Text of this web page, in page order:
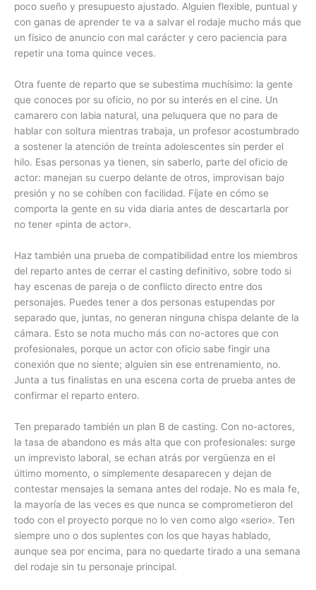
poco sueño y presupuesto ajustado. Alguien flexible, puntual y
con ganas de aprender te va a salvar el rodaje mucho más que
un físico de anuncio con mal carácter y cero paciencia para
repetir una toma quince veces.
Otra fuente de reparto que se subestima muchísimo: la gente
que conoces por su oficio, no por su interés en el cine. Un
camarero con labia natural, una peluquera que no para de
hablar con soltura mientras trabaja, un profesor acostumbrado
a sostener la atención de treinta adolescentes sin perder el
hilo. Esas personas ya tienen, sin saberlo, parte del oficio de
actor: manejan su cuerpo delante de otros, improvisan bajo
presión y no se cohíben con facilidad. Fíjate en cómo se
comporta la gente en su vida diaria antes de descartarla por
no tener «pinta de actor».
Haz también una prueba de compatibilidad entre los miembros
del reparto antes de cerrar el casting definitivo, sobre todo si
hay escenas de pareja o de conflicto directo entre dos
personajes. Puedes tener a dos personas estupendas por
separado que, juntas, no generan ninguna chispa delante de la
cámara. Esto se nota mucho más con no-actores que con
profesionales, porque un actor con oficio sabe fingir una
conexión que no siente; alguien sin ese entrenamiento, no.
Junta a tus finalistas en una escena corta de prueba antes de
confirmar el reparto entero.
Ten preparado también un plan B de casting. Con no-actores,
la tasa de abandono es más alta que con profesionales: surge
un imprevisto laboral, se echan atrás por vergüenza en el
último momento, o simplemente desaparecen y dejan de
contestar mensajes la semana antes del rodaje. No es mala fe,
la mayoría de las veces es que nunca se comprometieron del
todo con el proyecto porque no lo ven como algo «serio». Ten
siempre uno o dos suplentes con los que hayas hablado,
aunque sea por encima, para no quedarte tirado a una semana
del rodaje sin tu personaje principal.